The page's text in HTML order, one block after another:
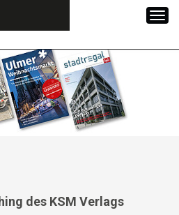
des KSM Verlags